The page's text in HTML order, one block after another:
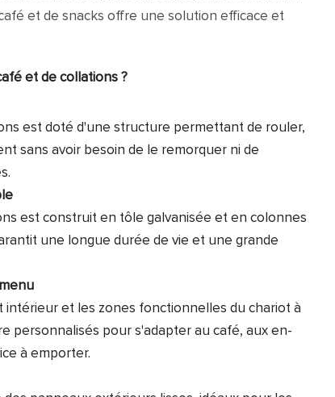
et de snacks offre une solution efficace et
et de collations ?
est doté d'une structure permettant de rouler,
sans avoir besoin de le remorquer ni de
est construit en tôle galvanisée et en colonnes
une longue durée de vie et une grande
intérieur et les zones fonctionnelles du chariot à
personnalisés pour s'adapter au café, aux en-
à emporter.